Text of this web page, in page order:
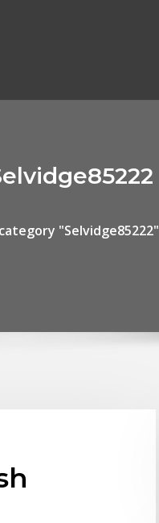
"Selvidge85222"